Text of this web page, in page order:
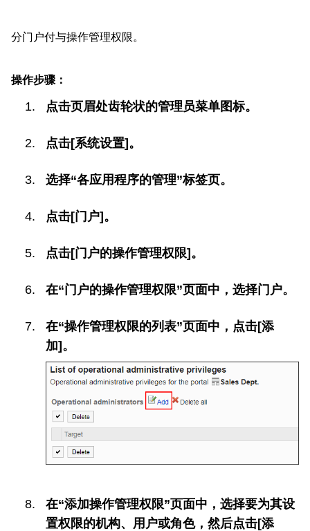
分门户付与操作管理权限。
操作步骤：
点击页眉处齿轮状的管理员菜单图标。
点击[系统设置]。
选择“各应用程序的管理”标签页。
点击[门户]。
点击[门户的操作管理权限]。
在“门户的操作管理权限”页面中，选择门户。
在“操作管理权限的列表”页面中，点击[添
加]。
在“添加操作管理权限”页面中，选择要为其设
置权限的机构、用户或角色，然后点击[添